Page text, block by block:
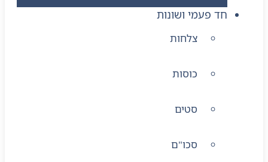
חד פעמי ושונות
צלחות
כוסות
סטים
סכו"ם